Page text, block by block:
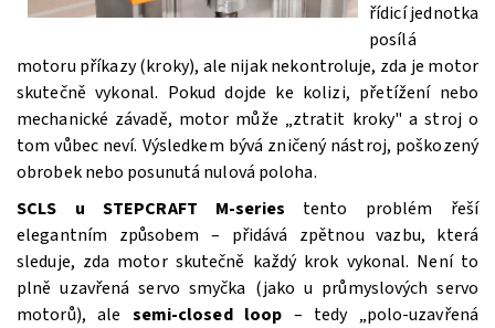
řídicí jednotka
posílá
motoru příkazy (kroky), ale nijak nekontroluje, zda je motor
skutečně vykonal. Pokud dojde ke kolizi, přetížení nebo
mechanické závadě, motor může „ztratit kroky" a stroj o
tom vůbec neví. Výsledkem bývá zničený nástroj, poškozený
obrobek nebo posunutá nulová poloha.
SCLS u STEPCRAFT M‑series tento problém řeší
elegantním způsobem – přidává zpětnou vazbu, která
sleduje, zda motor skutečně každý krok vykonal. Není to
plně uzavřená servo smyčka (jako u průmyslových servo
motorů), ale semi‑closed loop – tedy „polo‑uzavřená